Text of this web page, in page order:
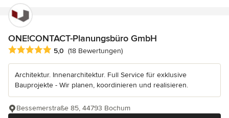
ONE!CONTACT-Planungsbüro GmbH
Durchschnittliche Bewertung: 5 von 5 Sternen
5,0 (18 Bewertungen)
Architektur. Innenarchitektur. Full Service für exklusive
Bauprojekte - Wir planen, koordinieren und realisieren.
Bessemerstraße 85, 44793 Bochum